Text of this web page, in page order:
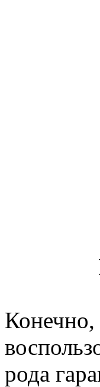
Конечно,
рода